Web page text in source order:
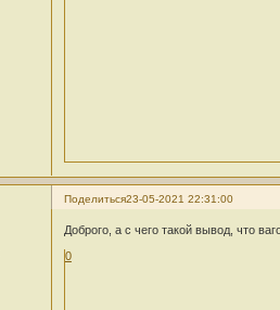
Поделиться23-05-2021 22:31:00
Доброго, а с чего такой вывод, что
0